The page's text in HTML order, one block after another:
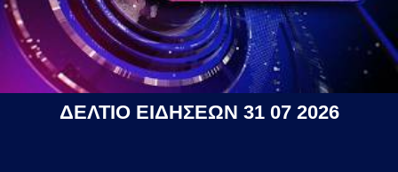
ΔΕΛΤΙΟ ΕΙΔΗΣΕΩΝ 31 07 2026